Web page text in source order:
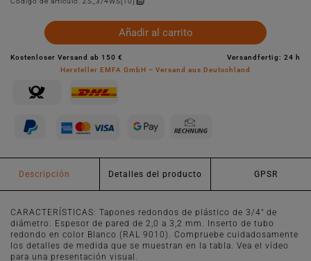
Añadir al carrito
Kostenloser Versand ab 150 €
Versandfertig: 24 h
Hersteller EMFA GmbH – Versand aus Deutschland
Descripción Detalles del producto GPSR
CARACTERÍSTICAS: Tapones redondos de plástico de 3/4" de
diámetro. Espesor de pared de 2,0 a 3,2 mm. Inserto de tubo
redondo en color Blanco (RAL 9010). Compruebe cuidadosamente
los detalles de medida que se muestran en la tabla. Vea el vídeo
para una presentación visual.